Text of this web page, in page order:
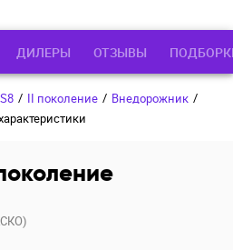
ДИЛЕРЫ ОТЗЫВЫ
/ II поколение / Внедорожник /